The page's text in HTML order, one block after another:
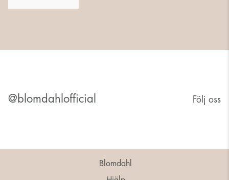
@blomdahlofficial Följ oss
Blomdahl